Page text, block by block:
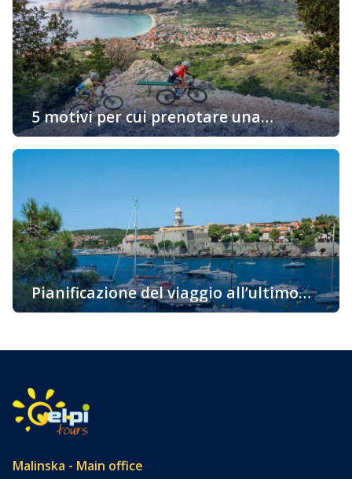
desiderano prenotare un alloggio in un appartamento
adatto al vostro stile di vita, continuate a leggere… Una
vacanza attiva con il minimo trattenimento
nell’appartamento Innanzitutto dovete pensare […]
5 motivi per cui prenotare una
sistemazione sull’isola “d’Oro” di Krk è
una buona idea
Vi state chiedendo perché dovreste prenotare un alloggio
soleggiata, la cosiddetta isola d’Oro è una delle
destinazioni attraenti per i turisti grazie alla sua ricca e
variegata offerta […]
Pianificazione del viaggio all’ultimo
momento – l’isola di Krk
ci sono avventurieri a cui non importa come arrivare a
andare spontaneamente al loro viaggio. Ma anche tra noi
ci sono quelli che, a causa di vari obblighi, semplicemente
non sono […]
Malinska - Main office